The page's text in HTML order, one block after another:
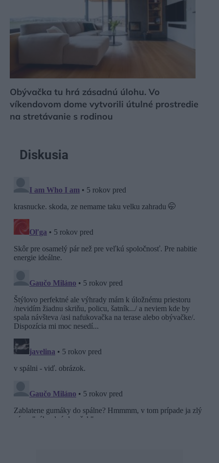
Obývačka tu hrá zásadnú úlohu. Vo
víkendovom dome vytvorili útulné prostredie
na stretávanie s rodinou
Diskusia